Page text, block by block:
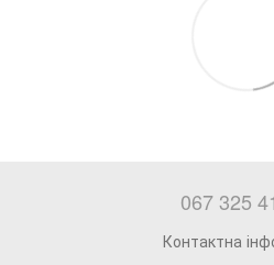
067 325
Контактна